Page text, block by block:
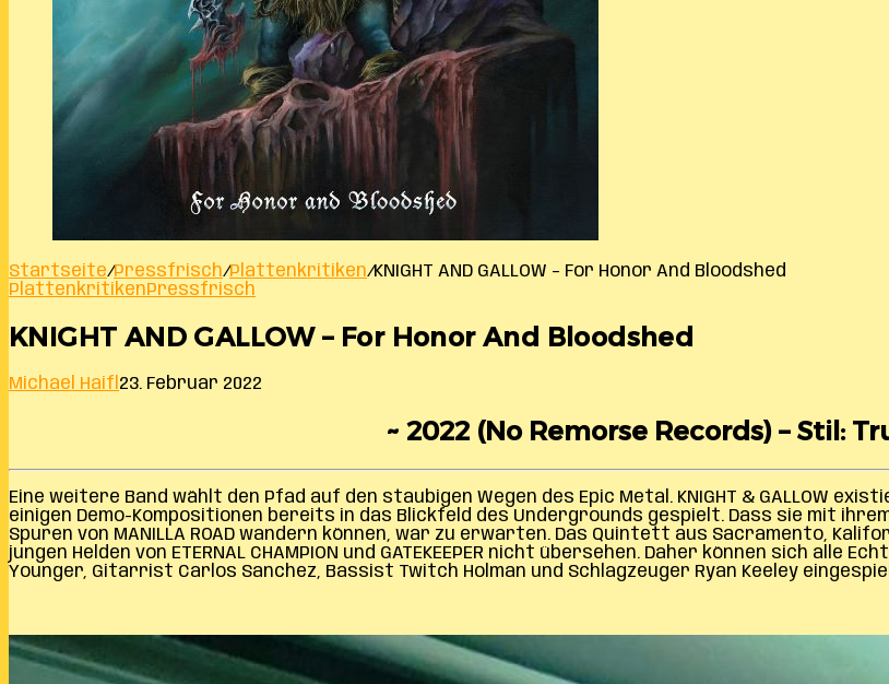
Startseite/Pressfrisch/Plattenkritiken/KNIGHT AND GALLOW – For Honor And Bloodshed
PlattenkritikenPressfrisch
KNIGHT AND GALLOW – For Honor And Bloodshed
Michael Haifl 23. Februar 2022
~ 2022 (No Remorse Records) – Stil:
Eine weitere Band wählt den Pfad auf den staubigen Wegen des Epic Metal. KNIGHT & GALLOW
einigen Demo-Kompositionen bereits in das Blickfeld des Undergrounds gespielt. Dass sie mit
Spuren von MANILLA ROAD wandern können, war zu erwarten. Das Quintett aus Sacramento,
jungen Helden von ETERNAL CHAMPION und GATEKEEPER nicht übersehen. Daher können sich
Younger, Gitarrist Carlos Sanchez, Bassist Twitch Holman und Schlagzeuger Ryan Keeley